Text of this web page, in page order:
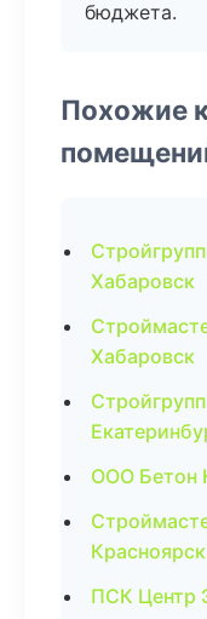
бюджета.
Похожие
Хабаровск
Хабаровск
ООО Бетон
Красноярск
ПСК Центр